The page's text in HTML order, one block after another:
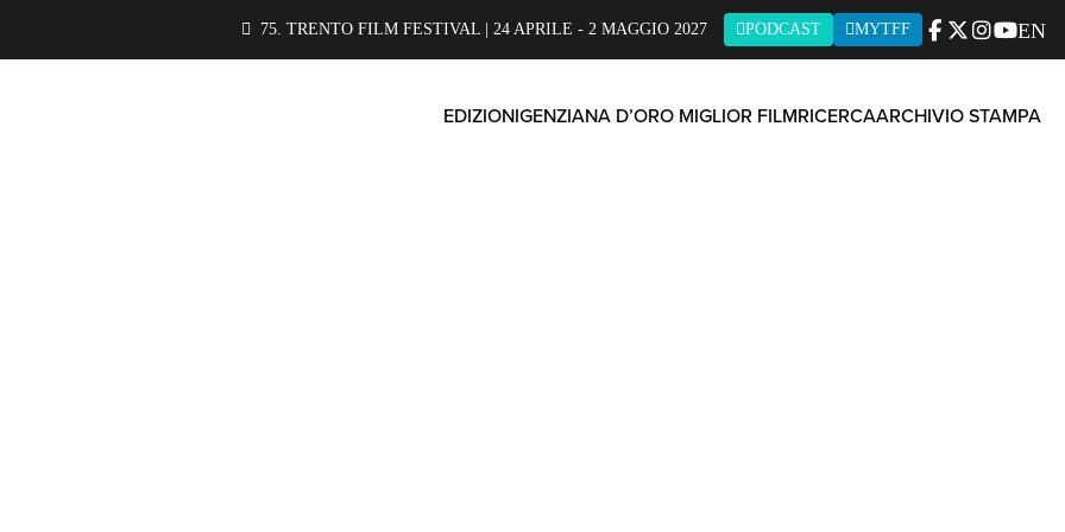
75. TRENTO FILM FESTIVAL | 24 APRILE - 2 MAGGIO 2027 PODCAST MYTFF EN
EDIZIONIGENZIANA D’ORO MIGLIOR FILMRICERCAARCHIVIO STAMPA